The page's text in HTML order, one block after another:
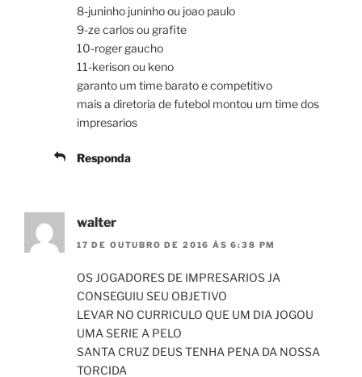
8-juninho juninho ou joao paulo
9-ze carlos ou grafite
10-roger gaucho
11-kerison ou keno
garanto um time barato e competitivo
mais a diretoria de futebol montou um time dos
impresarios
Responda
walter
17 DE OUTUBRO DE 2016 ÀS 6:38 PM
OS JOGADORES DE IMPRESARIOS JA
CONSEGUIU SEU OBJETIVO
LEVAR NO CURRICULO QUE UM DIA JOGOU
UMA SERIE A PELO
SANTA CRUZ DEUS TENHA PENA DA NOSSA
TORCIDA